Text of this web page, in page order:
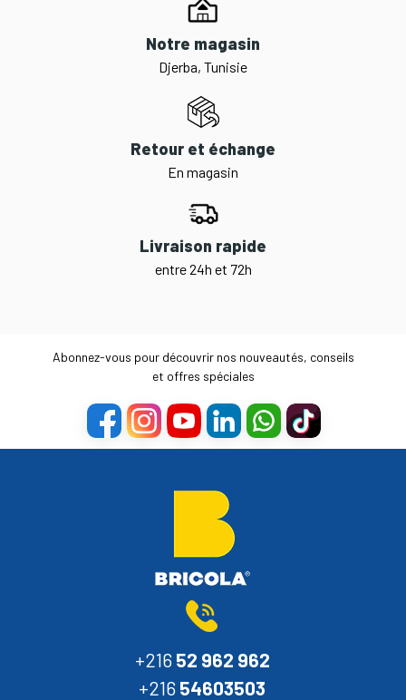
Notre magasin
Djerba, Tunisie
Retour et échange
En magasin
Livraison rapide
entre 24h et 72h
Abonnez-vous pour découvrir nos nouveautés, conseils
et offres spéciales
+216 52 962 962
+216 54603503